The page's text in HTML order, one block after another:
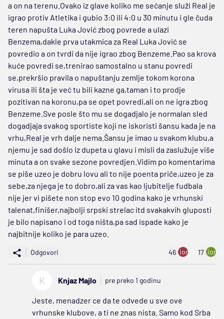
a on na terenu.Ovako iz glave koliko me sećanje služi Real je
igrao protiv Atletika i gubio 3:0 ili 4:0 u 30 minutu i gle čuda
teren napušta Luka Jović zbog povrede a ulazi
Benzema,dakle prva utakmica za Real Luka Jović se
povredio a on tvrdi da nije igrao zbog Benzeme.Pao sa krova
kuće povredi se,trenirao samostalno u stanu povredi
se,prekršio pravila o napuštanju zemlje tokom korona
virusa ili šta je već tu bili kazne ga,taman i to prodje
pozitivan na koronu,pa se opet povredi,ali on ne igra zbog
Benzeme.Sve posle što mu se dogadjalo je normalan sled
dogadjaja svakog sportiste koji ne iskoristi šansu kada je na
vrhu,Real je vrh dalje nema.Šansu je imao u svakom klubu,a
njemu je sad došlo iz dupeta u glavu i misli da zaslužuje više
minuta a on svake sezone povredjen.Vidim po komentarima
se piše uzeo je dobru lovu ali to nije poenta priče,uzeo je za
sebe,za njega je to dobro,ali za vas kao ljubitelje fudbala
nije jer vi pišete non stop evo 10 godina kako je vrhunski
talenat,finišer,najbolji srpski strelac itd svakakvih gluposti
je bilo napisano i od toga ništa,pa sad ispade kako je
najbitnije koliko je para uzeo.
Odgovori 46 ion:minus
17
K Knjaz Majlo pre preko 1 godinu
Jeste, menadzer ce da te odvede u sve ove
vrhunske klubove, a ti ne znas nista. Samo kod Srba